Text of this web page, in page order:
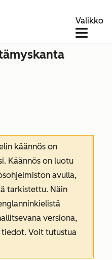
Valikko
käännös on
Käännös on luotu
avulla,
tarkistettu. Näin
versiona,
tiedot. Voit tutustua